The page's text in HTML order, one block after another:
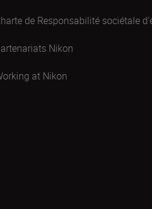
de Responsabilité sociétale
Nikon
at Nikon